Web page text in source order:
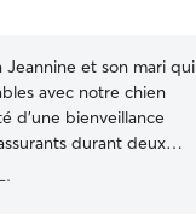
Jeannine et son mari qui
avec notre chien
d’une bienveillance
durant deux
une famille d’accueil à